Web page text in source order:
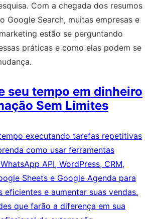
Com a chegada dos resumos
Google Search, muitas empresas e
estão se perguntando
práticas e como elas podem se
seu tempo em dinheiro
Sem Limites
executando tarefas repetitivas
como usar ferramentas
API, WordPress, CRM,
Sheets e Google Agenda para
eficientes e aumentar suas vendas.
que farão a diferença em sua